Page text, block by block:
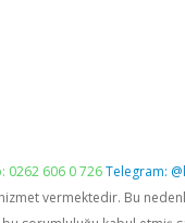
0262 606 0 726Telegram:
hizmet vermektedir. Bu